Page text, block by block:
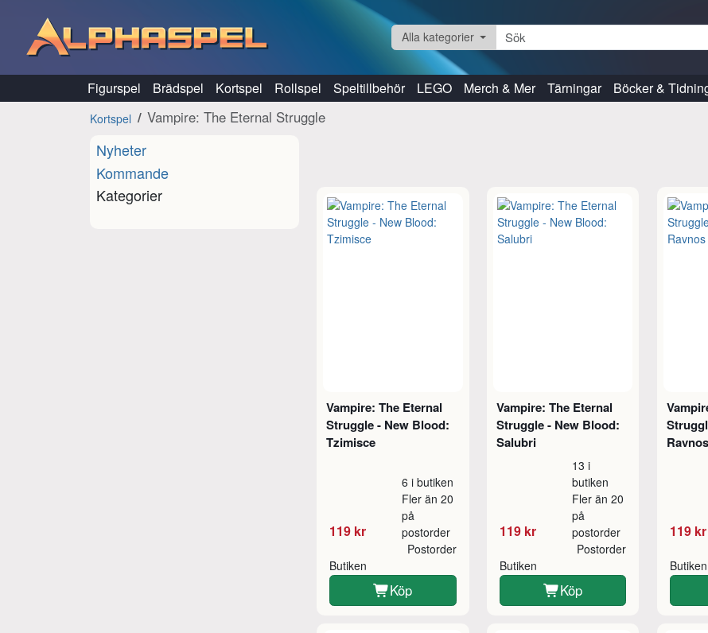
Alla kategorier
Figurspel Brädspel Kortspel Rollspel Speltillbehör LEGO Merch & Mer Tärningar Böcker &
Kortspel Vampire: The Eternal Struggle
Nyheter
Kommande
Kategorier
Vampire: The Eternal
Struggle - New Blood:
Tzimisce
119 kr
6 i butiken
Fler än 20
på
postorder
Butiken
Postorder
Köp
Vampire: The Eternal
Struggle - New Blood:
Salubri
119 kr
13 i
butiken
Fler än 20
på
postorder
Butiken
Postorder
Köp
Ravnos
119 kr
Butiken